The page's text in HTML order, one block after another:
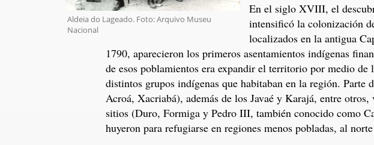
Aldeia do Lageado. Foto: Arquivo Museu
Nacional
En el siglo XVIII, el
intensificó la colonización
localizados en la antigua
1790, aparecieron los primeros asentamientos indígenas
de esos poblamientos era expandir el territorio por medio de
distintos grupos indígenas que habitaban en la región. Parte
Acroá, Xacriabá), además de los Javaé y Karajá, entre
sitios (Duro, Formiga y Pedro III, también conocido como
huyeron para refugiarse en regiones menos pobladas, al